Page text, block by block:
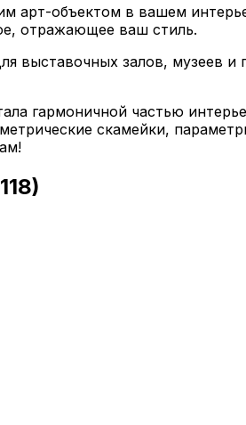
арт-объектом в вашем
отражающее ваш стиль.
выставочных залов, музеев и
гармоничной частью
скамейки,